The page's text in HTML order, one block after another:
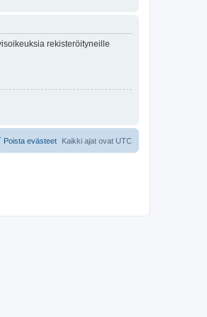
rekisteröityneille
Kaikki ajat ovat UTC
Poista evästeet